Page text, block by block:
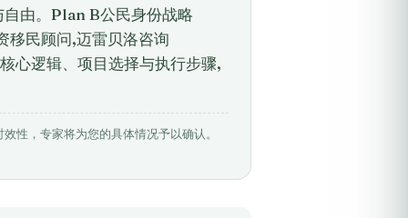
由。Plan B公民身份战略
民顾问,迈雷贝洛咨询
逻辑、项目选择与执行步骤,
性，专家将为您的具体情况予以确认。